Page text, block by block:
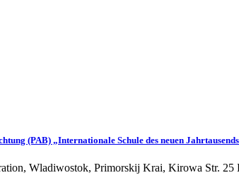
(PAB) „Internationale Schule des neuen
Wladiwostok, Primorskij Krai, Kirowa Str.